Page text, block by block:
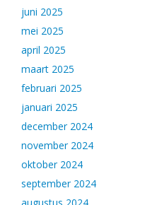
juni 2025
mei 2025
april 2025
maart 2025
februari 2025
januari 2025
december 2024
november 2024
oktober 2024
september 2024